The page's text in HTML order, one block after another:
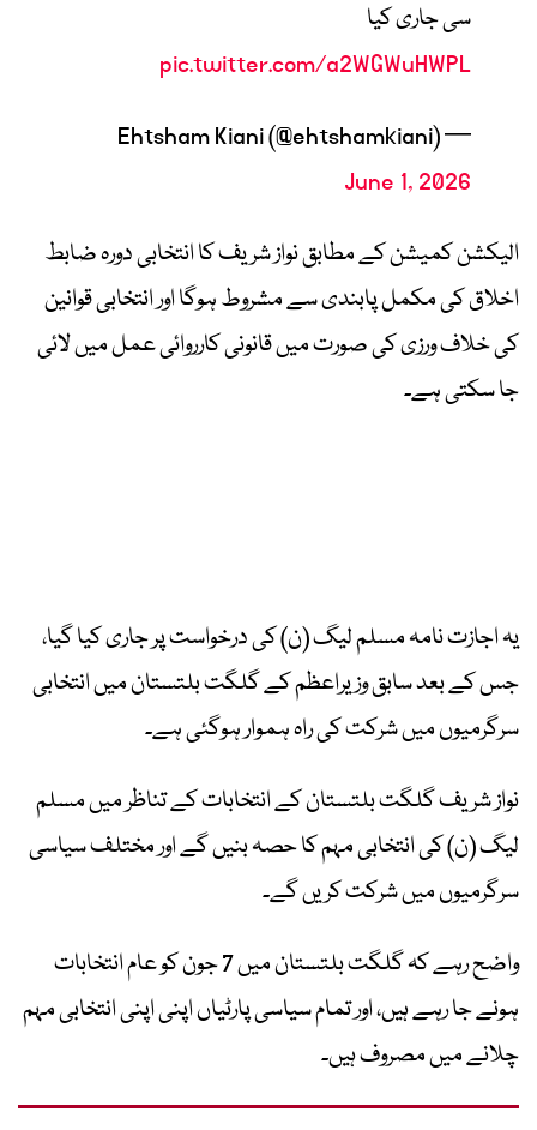
سی جاری کیا
pic.twitter.com/a2WGWuHWPL
— Ehtsham Kiani (@ehtshamkiani)
June 1, 2026
الیکشن کمیشن کے مطابق نواز شریف کا انتخابی دورہ ضابط
اخلاق کی مکمل پابندی سے مشروط ہوگا اور انتخابی قوانین
کی خلاف ورزی کی صورت میں قانونی کارروائی عمل میں لائی
جا سکتی ہے۔
یہ اجازت نامہ مسلم لیگ (ن) کی درخواست پر جاری کیا گیا،
جس کے بعد سابق وزیراعظم کے گلگت بلتستان میں انتخابی
سرگرمیوں میں شرکت کی راہ ہموار ہوگئی ہے۔
نواز شریف گلگت بلتستان کے انتخابات کے تناظر میں مسلم
لیگ (ن) کی انتخابی مہم کا حصہ بنیں گے اور مختلف سیاسی
سرگرمیوں میں شرکت کریں گے۔
واضح رہے کہ گلگت بلتستان میں 7 جون کو عام انتخابات
ہونے جا رہے ہیں، اور تمام سیاسی پارٹیاں اپنی اپنی انتخابی مہم
چلانے میں مصروف ہیں۔